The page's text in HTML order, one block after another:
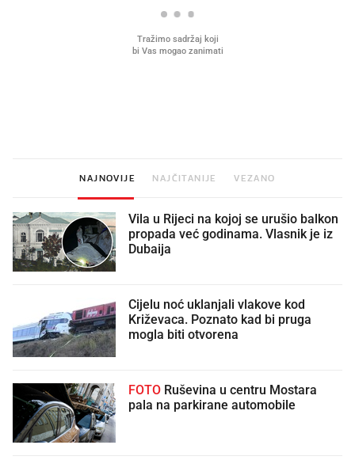
NAJNOVIJE NAJČITANIJE VEZANO
Vila u Rijeci na kojoj se urušio balkon
propada već godinama. Vlasnik je iz
Dubaija
Cijelu noć uklanjali vlakove kod
Križevaca. Poznato kad bi pruga
mogla biti otvorena
FOTO
pala na parkirane automobile